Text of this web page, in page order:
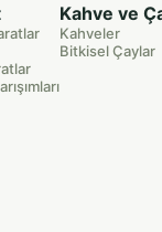
Kahve ve
Kahveler
Bitkisel Çaylar